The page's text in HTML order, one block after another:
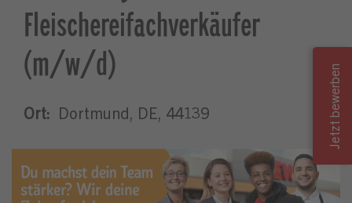
Fleischereifachverkäufer
(m/w/d)
Ort: Dortmund, DE, 44139